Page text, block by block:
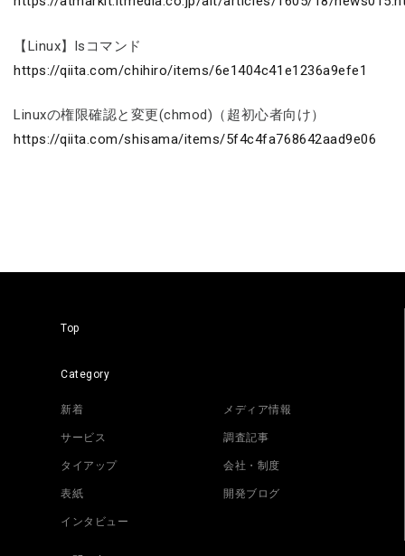
【Linux】lsコマンド
https://qiita.com/chihiro/items/6e1404c41e1236a9efe1
Linuxの権限確認と変更(chmod)（超初心者向け）
https://qiita.com/shisama/items/5f4c4fa768642aad9e06
Top
Category
新着 メディア情報
サービス 調査記事
タイアップ 会社・制度
表紙 開発ブログ
インタビュー